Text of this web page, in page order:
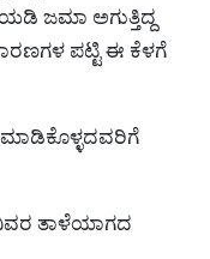
ಜಮಾ ಅಗುತ್ತಿದ್ದ
ಪಟ್ಟಿ ಈ ಕೆಳಗೆ
ಮಾಡಿಕೊಳ್ಳದವರಿಗೆ
ತಾಳೆಯಾಗದ